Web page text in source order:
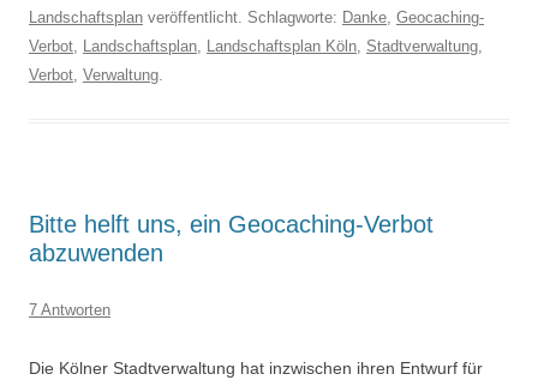
Landschaftsplan veröffentlicht. Schlagworte: Danke, Geocaching-
Verbot, Landschaftsplan, Landschaftsplan Köln, Stadtverwaltung,
Verbot, Verwaltung.
Bitte helft uns, ein Geocaching-Verbot
abzuwenden
7 Antworten
Die Kölner Stadtverwaltung hat inzwischen ihren Entwurf für